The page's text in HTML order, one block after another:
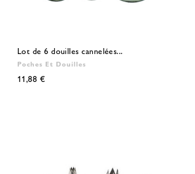
Lot de 6 douilles cannelées...
Poches Et Douilles
11,88 €